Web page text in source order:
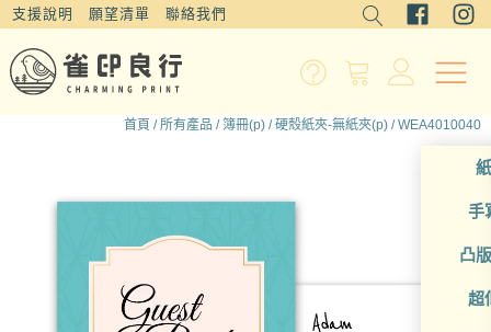
支援說明 願望清單 聯絡我們
手
凸
超
首頁 /所有產品 /簿冊(p) /硬殼紙夾-無紙夾(p) / WEA4010040